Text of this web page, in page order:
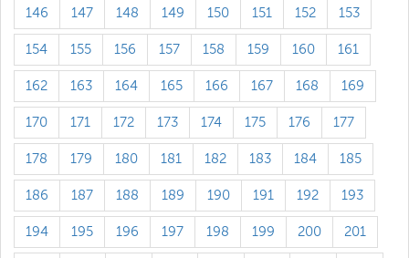
146 147 148 149 150 151 152 153
154 155 156 157 158 159 160 161
162 163 164 165 166 167 168 169
170 171 172 173 174 175 176 177
178 179 180 181 182 183 184 185
186 187 188 189 190 191 192 193
194 195 196 197 198 199 200 201